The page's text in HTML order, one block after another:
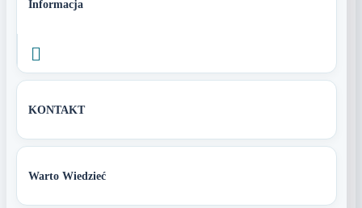
Informacja

KONTAKT
Warto Wiedzieć